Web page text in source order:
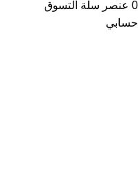
0 عنصر سلة التسوق
حسابي